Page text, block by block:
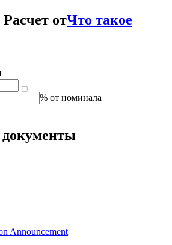
отЧто такое
% от номинала
Announcement